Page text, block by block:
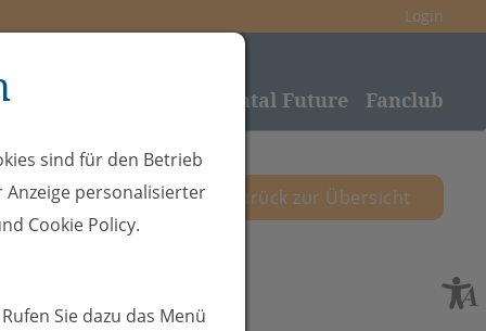
Login
Rheintal Future Fanclub
zurück zur Übersicht
sind für den Betrieb
personalisierter
Cookie Policy.
Sie dazu das Menü